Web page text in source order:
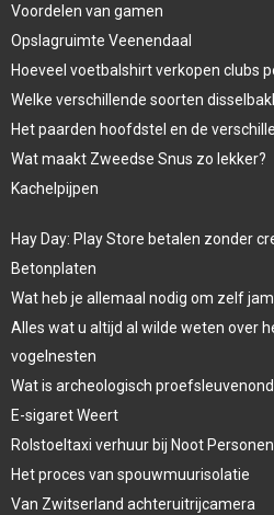
Voordelen van gamen
Opslagruimte Veenendaal
Hoeveel voetbalshirt verkopen clubs
Welke verschillende soorten
Het paarden hoofdstel en de
Wat maakt Zweedse Snus zo lekker?
Kachelpijpen
Hay Day: Play Store betalen zonder
Betonplaten
Wat heb je allemaal nodig om zelf
Alles wat u altijd al wilde weten over
vogelnesten
Wat is archeologisch
E-sigaret Weert
Rolstoeltaxi verhuur bij Noot
Het proces van spouwmuurisolatie
Van Zwitserland achteruitrijcamera